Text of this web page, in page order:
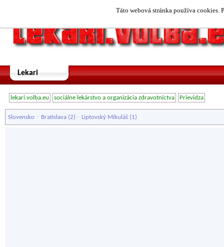
Táto webová stránka používa cookies.
Lekari
lekari.volba.eu sociálne lekárstvo a organizácia zdravotníctva Prievidza
Slovensko - Bratislava (2) - Liptovský Mikuláš (1)